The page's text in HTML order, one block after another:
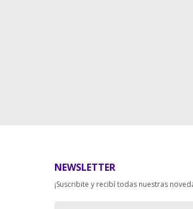
NEWSLETTER
¡Suscribite y recibí todas nuestras